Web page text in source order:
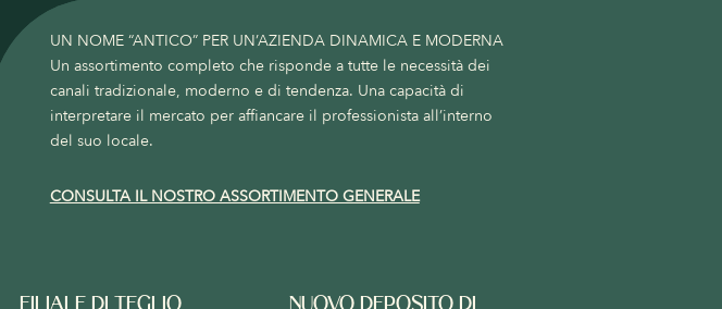
UN NOME “ANTICO” PER UN’AZIENDA DINAMICA E MODERNA
Un assortimento completo che risponde a tutte le necessità dei
canali tradizionale, moderno e di tendenza. Una capacità di
interpretare il mercato per affiancare il professionista all’interno
del suo locale.
CONSULTA IL NOSTRO ASSORTIMENTO GENERALE